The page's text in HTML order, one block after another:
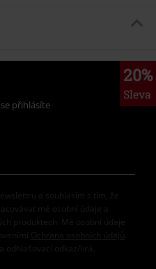
20%
Sleva
přihlásíte
a souhlasím s tím, že
mé osobní údaje a
produktech. Mé osobní údaje
Ochrana osobních údajů
odhlašovací odkaz/link.